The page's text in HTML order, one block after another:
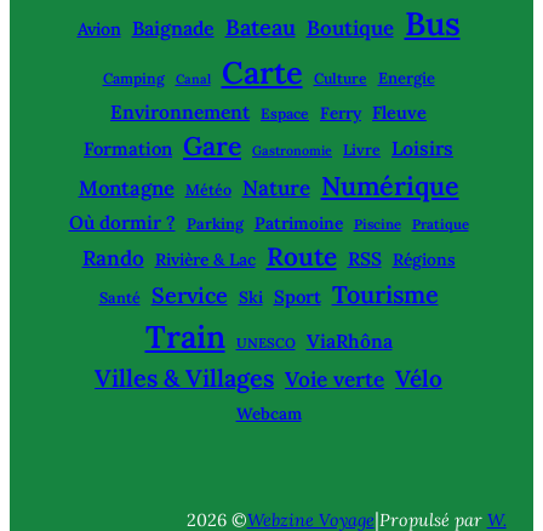
Avion Baignade Bateau Boutique Bus
Camping Canal Carte Culture Energie
Environnement Espace Ferry Fleuve
Formation Gare Gastronomie Livre Loisirs
Montagne Météo Nature Numérique
Où dormir ? Parking Patrimoine Piscine Pratique
Rando Rivière & Lac Route RSS Régions
Santé Service Ski Sport Tourisme
Train UNESCO ViaRhôna
Villes & Villages Voie verte Vélo
Webcam
2026 ©Webzine Voyage|Propulsé par W.